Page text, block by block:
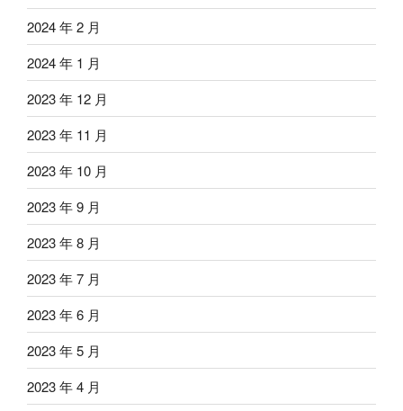
2024 年 2 月
2024 年 1 月
2023 年 12 月
2023 年 11 月
2023 年 10 月
2023 年 9 月
2023 年 8 月
2023 年 7 月
2023 年 6 月
2023 年 5 月
2023 年 4 月